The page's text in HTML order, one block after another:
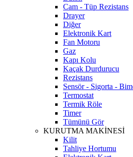
Cam - Tüp Rezistans
Drayer
Diğer
Elektronik Kart
Fan Motoru
Gaz
Kapı Kolu
Kaçak Durdurucu
Rezistans
Sensör - Sigorta -
Termostat
Termik Röle
Timer
Tümünü Gör
KURUTMA MAKİNESİ
Kilit
Tahliye Hortumu